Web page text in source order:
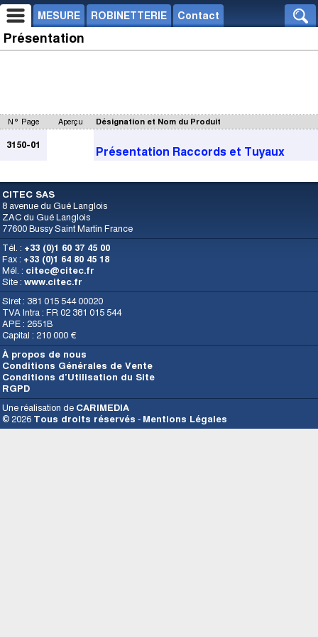
MESURE ROBINETTERIE Contact
Présentation
N° Page Aperçu Désignation et Nom du Produit
3150-01
Présentation Raccords et Tuyaux
CITEC SAS
8 avenue du Gué Langlois
ZAC du Gué Langlois
77600 Bussy Saint Martin France
Tél. : +33 (0)1 60 37 45 00
Fax : +33 (0)1 64 80 45 18
Mél. : citec@citec.fr
Site : www.citec.fr
Siret : 381 015 544 00020
TVA Intra : FR 02 381 015 544
APE : 2651B
Capital : 210 000 €
À propos de nous
Conditions Générales de Vente
Conditions d’Utilisation du Site
RGPD
Une réalisation de CARIMEDIA
© 2026 Tous droits réservés - Mentions Légales